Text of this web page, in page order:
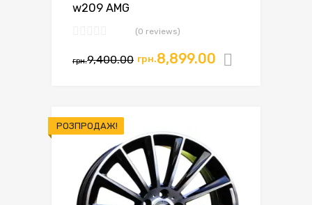
w209 AMG
(0 reviews)
грн.9,400.00 грн.8,899.00
РОЗПРОДАЖ!